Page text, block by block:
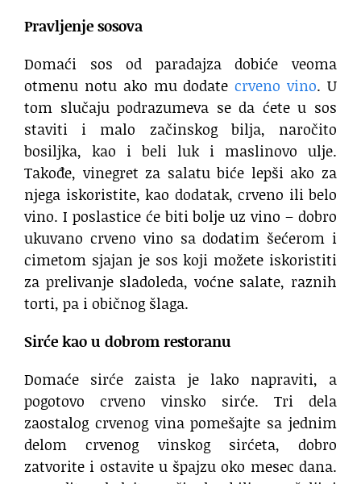
Pravljenje sosova
Domaći sos od paradajza dobiće veoma
otmenu notu ako mu dodatecrveno vino. U
tom slučaju podrazumeva se da ćete u sos
staviti i malo začinskog bilja, naročito
bosiljka, kao i beli luk i maslinovo ulje.
Takođe, vinegret za salatu biće lepši ako za
njega iskoristite, kao dodatak, crveno ili belo
vino. I poslastice će biti bolje uz vino – dobro
ukuvano crveno vino sa dodatim šećerom i
cimetom sjajan je sos koji možete iskoristiti
za prelivanje sladoleda, voćne salate, raznih
torti, pa i običnog šlaga.
Sirće kao u dobrom restoranu
Domaće sirće zaista je lako napraviti, a
pogotovo crveno vinsko sirće. Tri dela
zaostalog crvenog vina pomešajte sa jednim
delom crvenog vinskog sirćeta, dobro
zatvorite i ostavite u špajzu oko mesec dana.